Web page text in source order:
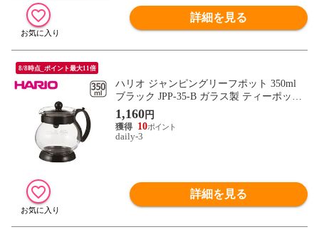
詳細を見る
8/8時点_ポイント最大11倍
ハリオ ジャンピングリーフポット 350ml
ブラック JPP-35-B ガラス製 ティーポット
HARIO har2003-12
1,160円
10
daily-3
詳細を見る